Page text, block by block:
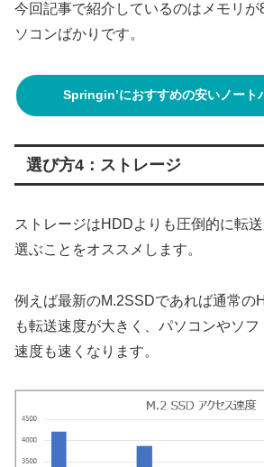
今回記事で紹介しているのはメモリ
ソコンばかりです。
Springin’におすすめの安いノー
選び方4：ストレージ
ストレージはHDDよりも圧倒的に転
選ぶことをオススメします。
例えば最新のM.2SSDであれば通常の
も転送速度が大きく、パソコンやソ
速度も速くなります。